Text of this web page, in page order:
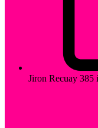
Jiron Recuay 385